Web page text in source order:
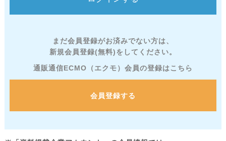
まだ会員登録がお済みでない方は、
新規会員登録(無料)をしてください。
通販通信ECMO（エクモ）会員の登録はこちら
会員登録する